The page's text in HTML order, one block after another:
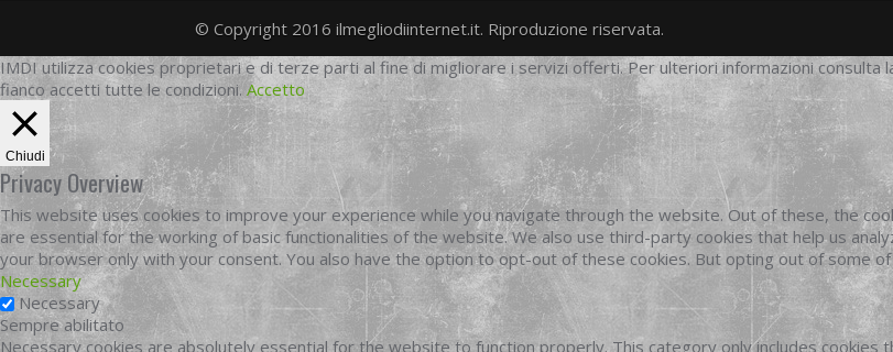
twittergoogleplus
facebook
© Copyright 2016 ilmegliodiinternet.it. Riproduzione riservata.
IMDI utilizza cookies proprietari e di terze parti al fine di migliorare i servizi offerti. Per ulteriori informazioni consulta
fianco accetti tutte le condizioni. Accetto
Chiudi
Privacy Overview
This website uses cookies to improve your experience while you navigate through the website. Out of these, the
are essential for the working of basic functionalities of the website. We also use third-party cookies that help us
your browser only with your consent. You also have the option to opt-out of these cookies. But opting out of some
Necessary
Necessary
Sempre abilitato
Necessary cookies are absolutely essential for the website to function properly. This category only includes